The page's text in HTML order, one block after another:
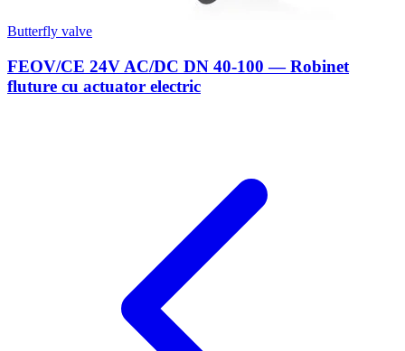
Butterfly valve
FEOV/CE 24V AC/DC DN 40-100 — Robinet
fluture cu actuator electric